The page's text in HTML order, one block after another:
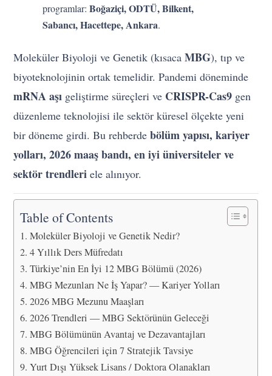
programlar:Boğaziçi, ODTÜ, Bilkent,
Sabancı, Hacettepe, Ankara.
Moleküler Biyoloji ve Genetik (kısacaMBG), tıp ve
biyoteknolojinin ortak temelidir. Pandemi döneminde
mRNA aşı geliştirme süreçleri ve CRISPR-Cas9 gen
düzenleme teknolojisi ile sektör küresel ölçekte yeni
bir döneme girdi. Bu rehberdebölüm yapısı, kariyer
yolları, 2026 maaş bandı, en iyi üniversiteler ve
sektör trendleri ele alınıyor.
Table of Contents
Moleküler Biyoloji ve Genetik Nedir?
4 Yıllık Ders Müfredatı
Türkiye’nin En İyi 12 MBG Bölümü (2026)
MBG Mezunları Ne İş Yapar? — Kariyer Yolları
2026 MBG Mezunu Maaşları
2026 Trendleri — MBG Sektörünün Geleceği
MBG Bölümünün Avantaj ve Dezavantajları
MBG Öğrencileri için 7 Stratejik Tavsiye
Yurt Dışı Yüksek Lisans / Doktora Olanakları